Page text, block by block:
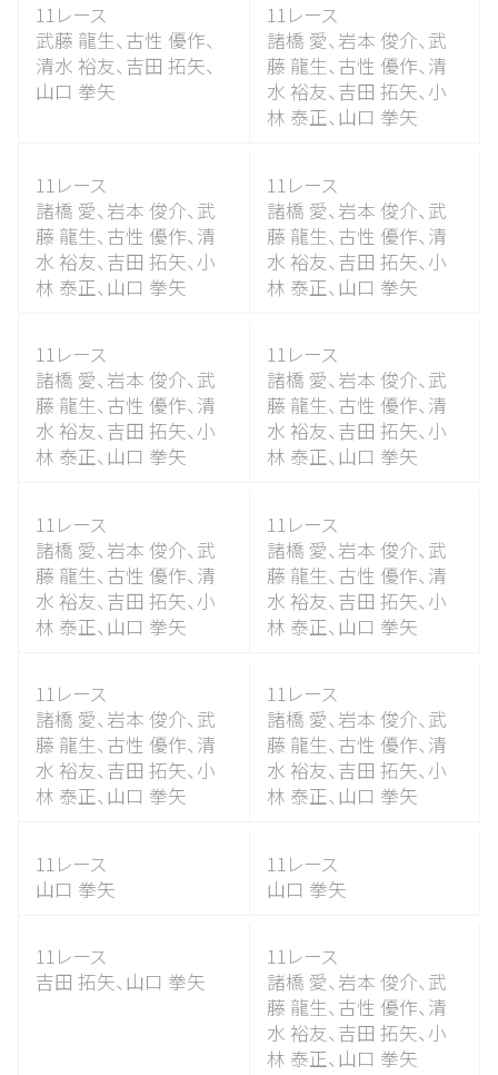
11レース
武藤 龍生、 古性 優作、
清水 裕友、 吉田 拓矢、
山口 拳矢
11レース
諸橋 愛、 岩本 俊介、 武
藤 龍生、 古性 優作、 清
水 裕友、 吉田 拓矢、 小
林 泰正、 山口 拳矢
11レース
諸橋 愛、 岩本 俊介、 武
藤 龍生、 古性 優作、 清
水 裕友、 吉田 拓矢、 小
林 泰正、 山口 拳矢
11レース
諸橋 愛、 岩本 俊介、 武
藤 龍生、 古性 優作、 清
水 裕友、 吉田 拓矢、 小
林 泰正、 山口 拳矢
11レース
諸橋 愛、 岩本 俊介、 武
藤 龍生、 古性 優作、 清
水 裕友、 吉田 拓矢、 小
林 泰正、 山口 拳矢
11レース
諸橋 愛、 岩本 俊介、 武
藤 龍生、 古性 優作、 清
水 裕友、 吉田 拓矢、 小
林 泰正、 山口 拳矢
11レース
諸橋 愛、 岩本 俊介、 武
藤 龍生、 古性 優作、 清
水 裕友、 吉田 拓矢、 小
林 泰正、 山口 拳矢
11レース
諸橋 愛、 岩本 俊介、 武
藤 龍生、 古性 優作、 清
水 裕友、 吉田 拓矢、 小
林 泰正、 山口 拳矢
11レース
諸橋 愛、 岩本 俊介、 武
藤 龍生、 古性 優作、 清
水 裕友、 吉田 拓矢、 小
林 泰正、 山口 拳矢
11レース
諸橋 愛、 岩本 俊介、 武
藤 龍生、 古性 優作、 清
水 裕友、 吉田 拓矢、 小
林 泰正、 山口 拳矢
11レース
山口 拳矢
11レース
山口 拳矢
11レース
吉田 拓矢、 山口 拳矢
11レース
諸橋 愛、 岩本 俊介、 武
藤 龍生、 古性 優作、 清
水 裕友、 吉田 拓矢、 小
林 泰正、 山口 拳矢